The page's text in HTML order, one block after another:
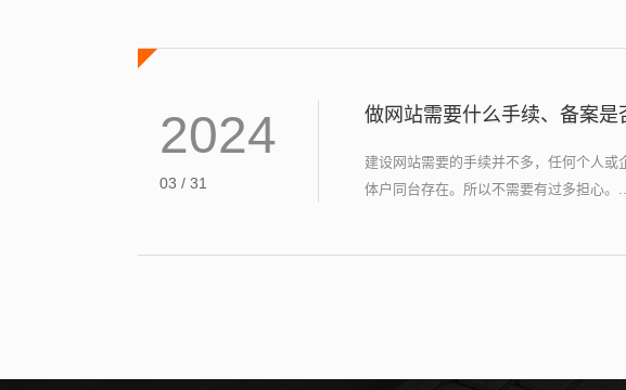
2024
03 / 31
做网站需要什么手续、备案是
建设网站需要的手续并不多，任何个人
体户同台存在。所以不需要有过多担心。